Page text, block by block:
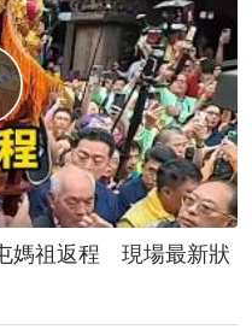
媽祖返程 現場最新狀